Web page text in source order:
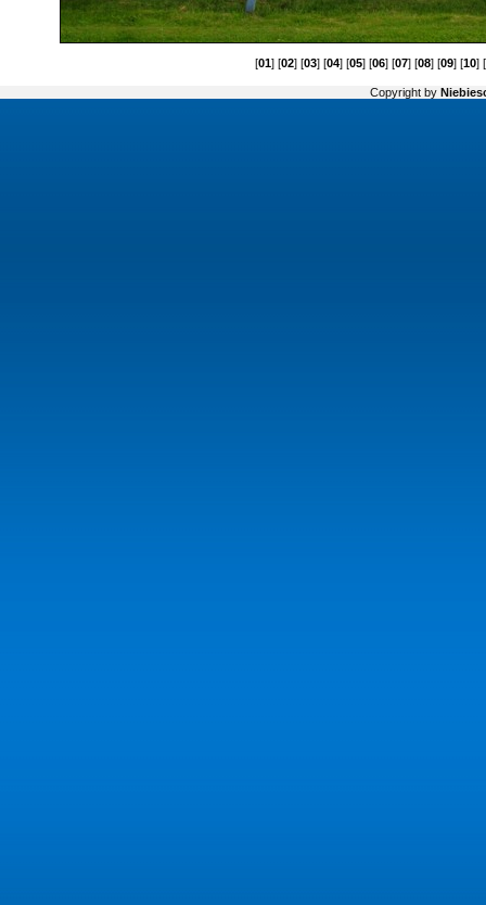
[01] [02] [03] [04] [05] [06] [07] [08] [09] [10] [
Copyright by